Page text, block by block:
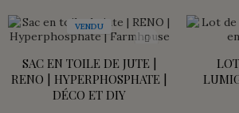
VENDU
SAC EN TOILE DE JUTE |
RENO | HYPERPHOSPHATE |
DÉCO ET DIY